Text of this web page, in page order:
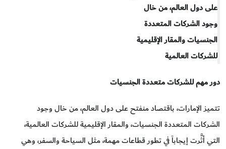
على دول العالم، من خال
وجود الشركات المتعددة
الجنسيات والمقار الإقليمية
للشركات العالمية
دور مهم للشركات متعددة الجنسيات
تتميز الإمارات، باقتصاد منفتح على دول العالم، من خال وجود
الشركات المتعددة الجنسيات، والمقار الإقليمية للشركات العالمية،
التي أثَّرت إيجاباً في تطور قطاعات مهمة، مثل السياحة والسفر، وهي